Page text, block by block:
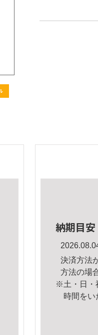
納期目安
決済方法
方法の場
※土・日・
時間をい